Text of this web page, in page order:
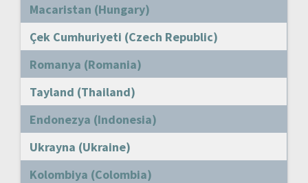
Macaristan (Hungary)
Çek Cumhuriyeti (Czech Republic)
Romanya (Romania)
Tayland (Thailand)
Endonezya (Indonesia)
Ukrayna (Ukraine)
Kolombiya (Colombia)